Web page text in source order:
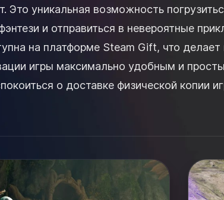
Это уникальная возможность
и отправиться в невероятные
на платформе Steam Gift, что делает
игры максимально удобным и
о доставке физической копии
игры у вас буд...